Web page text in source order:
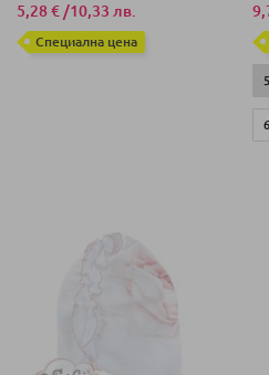
5,28 € /10,33 лв.
Специална цена